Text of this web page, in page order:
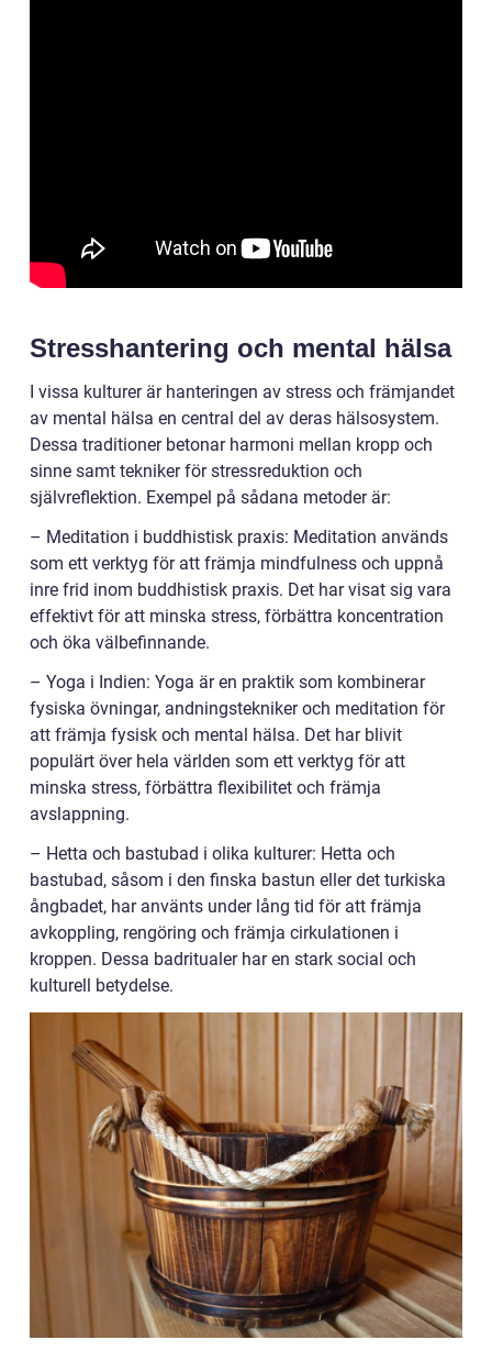
Stresshantering och mental hälsa
I vissa kulturer är hanteringen av stress och främjandet
av mental hälsa en central del av deras hälsosystem.
Dessa traditioner betonar harmoni mellan kropp och
sinne samt tekniker för stressreduktion och
självreflektion. Exempel på sådana metoder är:
– Meditation i buddhistisk praxis: Meditation används
som ett verktyg för att främja mindfulness och uppnå
inre frid inom buddhistisk praxis. Det har visat sig vara
effektivt för att minska stress, förbättra koncentration
och öka välbefinnande.
– Yoga i Indien: Yoga är en praktik som kombinerar
fysiska övningar, andningstekniker och meditation för
att främja fysisk och mental hälsa. Det har blivit
populärt över hela världen som ett verktyg för att
minska stress, förbättra flexibilitet och främja
avslappning.
– Hetta och bastubad i olika kulturer: Hetta och
bastubad, såsom i den finska bastun eller det turkiska
ångbadet, har använts under lång tid för att främja
avkoppling, rengöring och främja cirkulationen i
kroppen. Dessa badritualer har en stark social och
kulturell betydelse.